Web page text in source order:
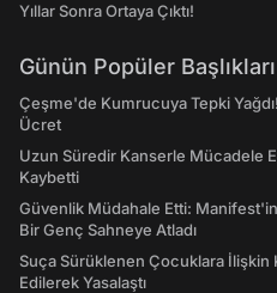
Yıllar Sonra Ortaya Çıktı!
Günün Popüler Başlıkları
Çeşme'de Kumrucuya Tepki
Ücret
Uzun Süredir Kanserle Mücadele
Kaybetti
Güvenlik Müdahale Etti:
Bir Genç Sahneye Atladı
Suça Sürüklenen Çocuklara
Edilerek Yasalaştı